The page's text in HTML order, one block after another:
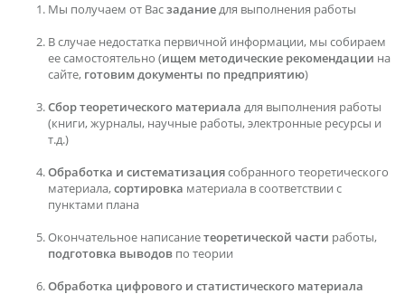
Мы получаем от Васзаданиедля выполнения работы
В случае недостатка первичной информации, мы собираем
ее самостоятельно (ищем методические рекомендации на
сайте, готовим документы по предприятию)
Сбор теоретического материала для выполнения работы
(книги, журналы, научные работы, электронные ресурсы и
т.д.)
Обработка и систематизациясобранного теоретического
материала,сортировка материала в соответствии с
пунктами плана
Окончательное написаниетеоретической части работы,
подготовка выводов по теории
Обработка цифрового и статистического материала